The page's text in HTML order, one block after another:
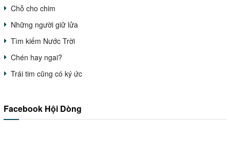
Chỗ cho chim
Những người giữ lửa
Tìm kiếm Nước Trời
Chén hay ngai?
Trái tim cũng có ký ức
Facebook Hội Dòng